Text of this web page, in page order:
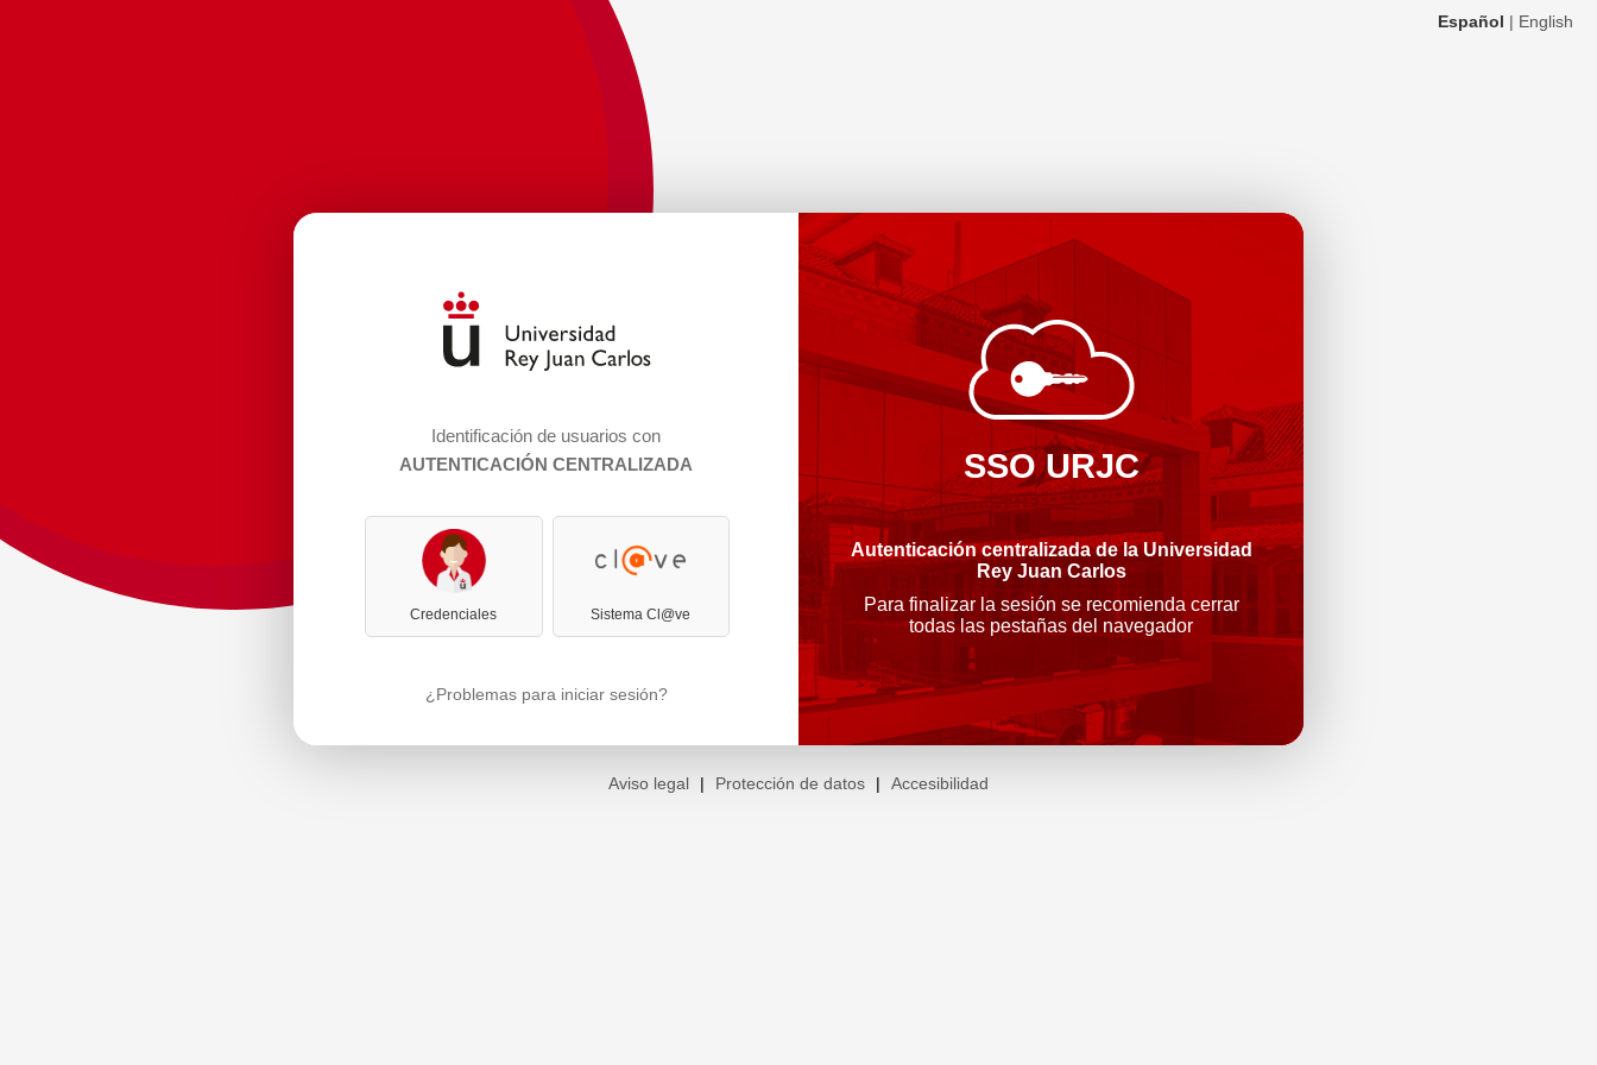
Español | English
Identificación de usuarios con
AUTENTICACIÓN CENTRALIZADA
Credenciales Sistema Cl@ve
¿Problemas para iniciar sesión?
SSO URJC
Autenticación centralizada de la Universidad
Rey Juan Carlos
Para finalizar la sesión se recomienda cerrar
todas las pestañas del navegador
Aviso legal | Protección de datos | Accesibilidad